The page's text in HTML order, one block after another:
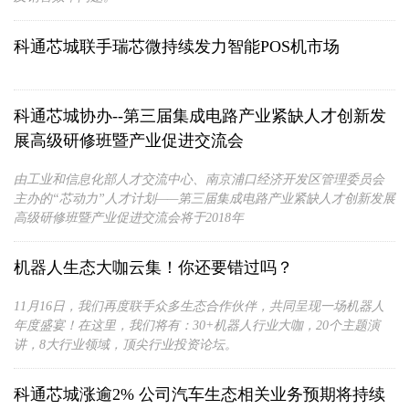
科通芯城联手瑞芯微持续发力智能POS机市场
科通芯城协办--第三届集成电路产业紧缺人才创新发
展高级研修班暨产业促进交流会
由工业和信息化部人才交流中心、南京浦口经济开发区管理委员会
主办的“芯动力”人才计划——第三届集成电路产业紧缺人才创新发展
高级研修班暨产业促进交流会将于2018年
机器人生态大咖云集！你还要错过吗？
11月16日，我们再度联手众多生态合作伙伴，共同呈现一场机器人
年度盛宴！在这里，我们将有：30+机器人行业大咖，20个主题演
讲，8大行业领域，顶尖行业投资论坛。
科通芯城涨逾2% 公司汽车生态相关业务预期将持续